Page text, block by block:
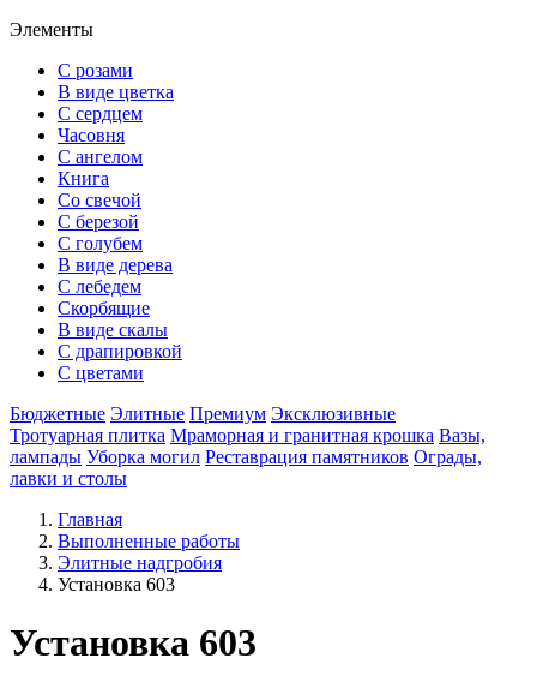
Элементы
С розами
В виде цветка
С сердцем
Часовня
С ангелом
Книга
Со свечой
С березой
С голубем
В виде дерева
С лебедем
Скорбящие
В виде скалы
С драпировкой
С цветами
Бюджетные Элитные Премиум Эксклюзивные
Тротуарная плитка Мраморная и гранитная крошка Вазы,
лампады Уборка могил Реставрация памятников Ограды,
лавки и столы
Главная
Выполненные работы
Элитные надгробия
Установка 603
Установка 603